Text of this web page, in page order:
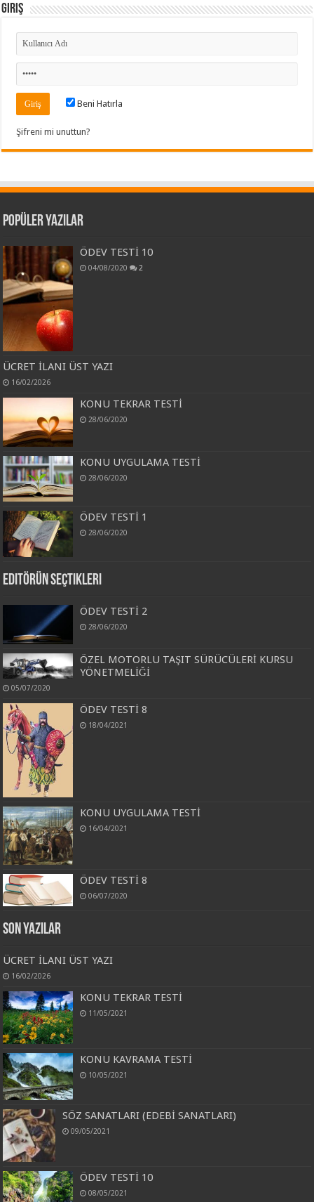
Giriş
Beni Hatırla
Şifreni mi unuttun?
Popüler Yazılar
ÖDEV TESTİ 10
04/08/2020 2
ÜCRET İLANI ÜST YAZI
16/02/2026
KONU TEKRAR TESTİ
28/06/2020
KONU UYGULAMA TESTİ
28/06/2020
ÖDEV TESTİ 1
28/06/2020
Editörün Seçtikleri
ÖDEV TESTİ 2
28/06/2020
ÖZEL MOTORLU TAŞIT SÜRÜCÜLERİ KURSU
YÖNETMELİĞİ
05/07/2020
ÖDEV TESTİ 8
18/04/2021
KONU UYGULAMA TESTİ
16/04/2021
ÖDEV TESTİ 8
06/07/2020
Son Yazılar
ÜCRET İLANI ÜST YAZI
16/02/2026
KONU TEKRAR TESTİ
11/05/2021
KONU KAVRAMA TESTİ
10/05/2021
SÖZ SANATLARI (EDEBİ SANATLARI)
09/05/2021
ÖDEV TESTİ 10
08/05/2021